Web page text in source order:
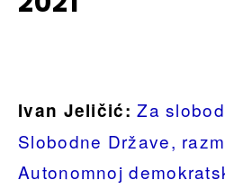
Ivan Jeličić: Za
Slobodne Države,
Autonomnoj